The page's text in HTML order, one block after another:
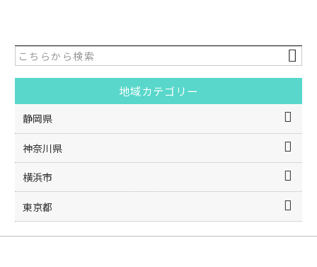
地域カテゴリー
静岡県
神奈川県
横浜市
東京都